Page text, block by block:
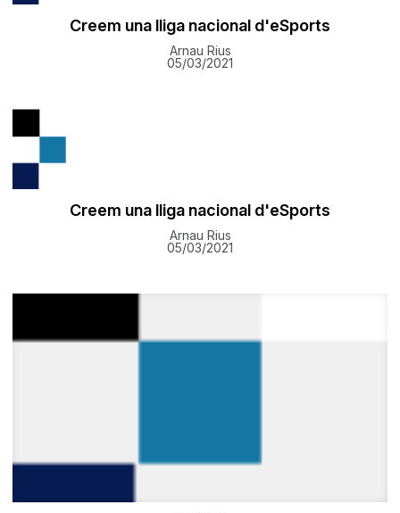
Creem una lliga nacional d'eSports
Arnau Rius
05/03/2021
Creem una lliga nacional d'eSports
Arnau Rius
05/03/2021